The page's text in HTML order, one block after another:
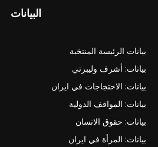
البيانات
بيانات الرئيسة المنتخبة
بيانات: أشرف وليبرتي
بيانات: الاحتجاجات في ايران
بيانات: المواقف الدولية
بيانات: حقوق الانسان
بيانات: المرأة في ايران